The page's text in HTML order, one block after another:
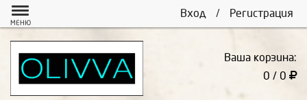
Вход / Регистрация
МЕНЮ
Ваша корзина:
0 / 0